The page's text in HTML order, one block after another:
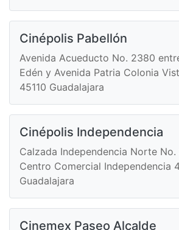
Cinépolis Pabellón
Avenida Acueducto No. 2380
Edén y Avenida Patria Colonia
45110 Guadalajara
Cinépolis Independencia
Calzada Independencia Norte
Centro Comercial Independencia
Guadalajara
Cinemex Paseo Alcalde